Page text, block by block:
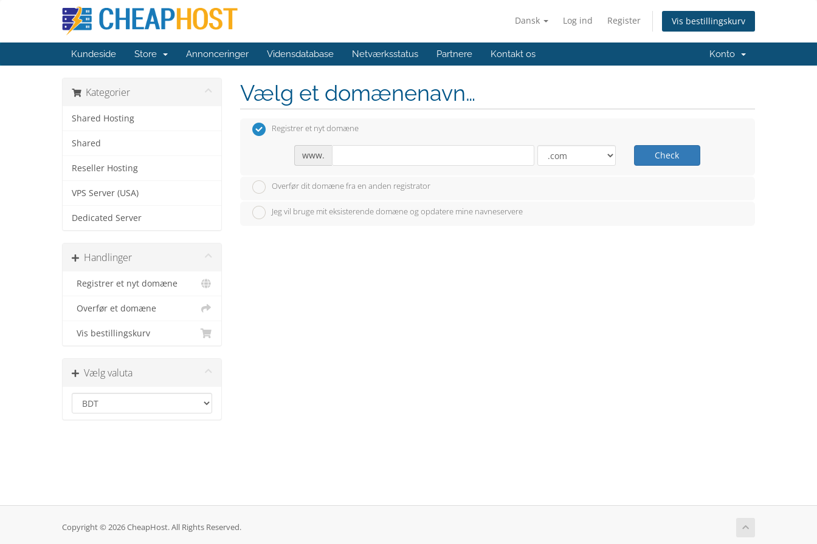
Dansk Log ind Register Vis bestillingskurv
Kundeside Store Annonceringer Vidensdatabase Netværksstatus Partnere Kontakt os Konto
Kategorier
Shared Hosting
Shared
Reseller Hosting
VPS Server (USA)
Dedicated Server
Handlinger
Registrer et nyt domæne
Overfør et domæne
Vis bestillingskurv
Vælg valuta
Vælg et domænenavn…
Registrer et nyt domæne
www. Check
Overfør dit domæne fra en anden registrator
Jeg vil bruge mit eksisterende domæne og opdatere mine navneservere
Copyright © 2026 CheapHost. All Rights Reserved.